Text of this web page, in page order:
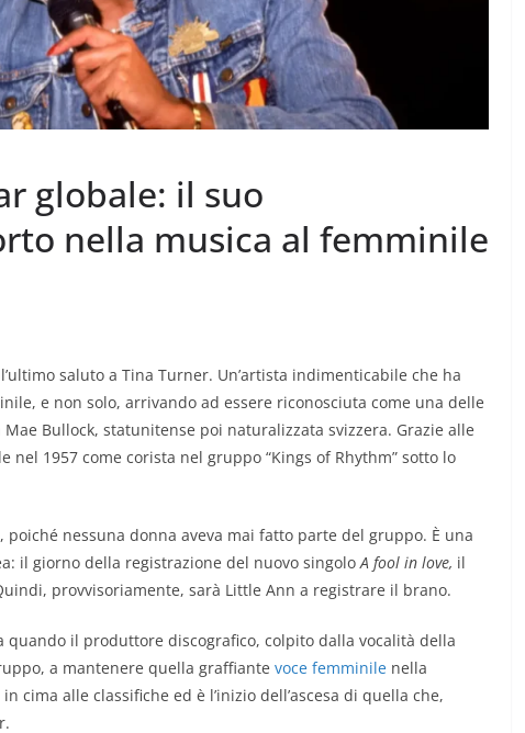
globale: il suo
nella musica al femminile
saluto a Tina Turner. Un’artista indimenticabile che ha
e non solo, arrivando ad essere riconosciuta come una delle
Bullock, statunitense poi naturalizzata svizzera. Grazie alle
1957 come corista nel gruppo “Kings of Rhythm” sotto lo
nessuna donna aveva mai fatto parte del gruppo. È una
il giorno della registrazione del nuovo singoloA fool in love, il
provvisoriamente, sarà Little Ann a registrare il brano.
quando il produttore discografico, colpito dalla vocalità della
a mantenere quella graffiante voce femminile nella
cima alle classifiche ed è l’inizio dell’ascesa di quella che,